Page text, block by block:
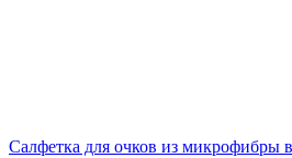
Салфетка для очков из микрофибры